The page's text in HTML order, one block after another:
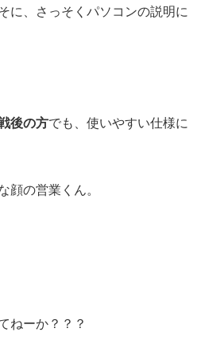
に、さっそくパソコンの説明に
後の方でも、使いやすい仕様に
顔の営業くん。
ねーか？？？